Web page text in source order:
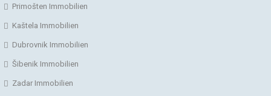
Primošten Immobilien
Kaštela Immobilien
Dubrovnik Immobilien
Šibenik Immobilien
Zadar Immobilien